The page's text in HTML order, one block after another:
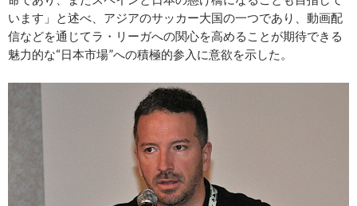
います」と述べ、アジアのサッカー大国の一つであり、動画配
信などを通じてラ・リーガへの関心を高めることが期待できる
魅力的な“日本市場”への積極的参入に意欲を示した。